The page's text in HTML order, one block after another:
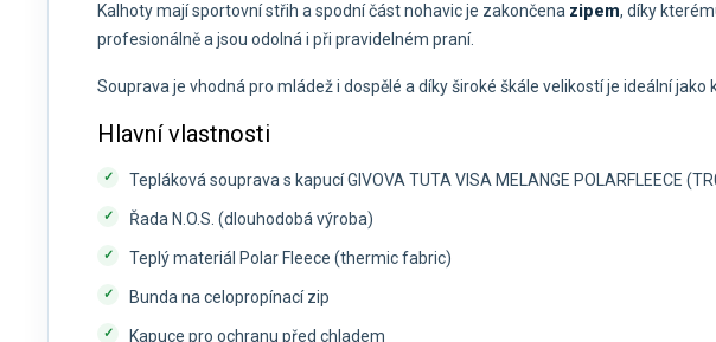
Kalhoty mají sportovní střih a spodní část nohavic je zakončena zipem, díky
profesionálně a jsou odolná i při pravidelném praní.
Souprava je vhodná pro mládež i dospělé a díky široké škále velikostí je ideální
Hlavní vlastnosti
Tepláková souprava s kapucí GIVOVA TUTA VISA MELANGE POLARFLEECE
Řada N.O.S. (dlouhodobá výroba)
Teplý materiál Polar Fleece (thermic fabric)
Bunda na celopropínací zip
Kapuce pro ochranu před chladem